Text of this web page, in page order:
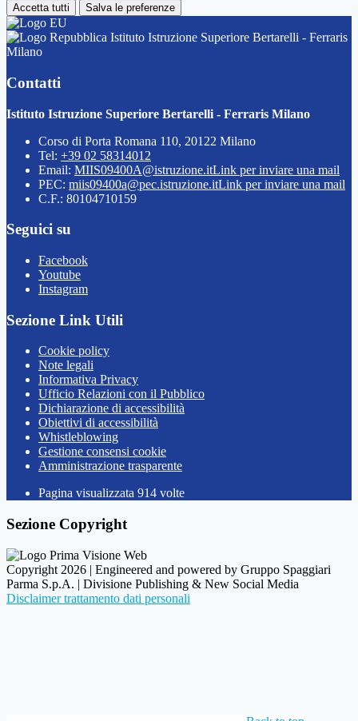
Accetta tutti Salva le preferenze
Istituto Istruzione Superiore Bertarelli - Ferraris
Milano
Contatti
Istituto Istruzione Superiore Bertarelli - Ferraris Milano
Corso di Porta Romana 110, 20122 Milano
Tel: +39 02 58314012
Email: MIIS09400A@istruzione.itLink per inviare una mail
PEC: miis09400a@pec.istruzione.itLink per inviare una mail
C.F.: 80104710159
Seguici su
Facebook
Youtube
Instagram
Sezione Link Utili
Cookie policy
Note legali
Informativa Privacy
Ufficio Relazioni con il Pubblico
Dichiarazione di accessibilità
Obiettivi di accessibilità
Whistleblowing
Gestione consensi cookie
Amministrazione trasparente
Pagina visualizzata 914 volte
Sezione Copyright
Copyright 2026 | Engineered and powered by Gruppo Spaggiari
Parma S.p.A. | Divisione Publishing & New Social Media
Disclaimer trattamento dati personali